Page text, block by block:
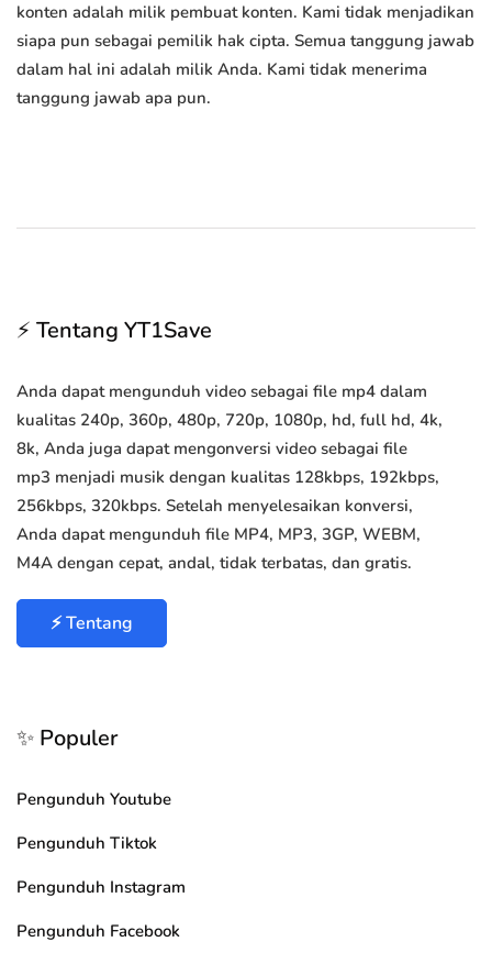
konten adalah milik pembuat konten. Kami tidak menjadikan
siapa pun sebagai pemilik hak cipta. Semua tanggung jawab
dalam hal ini adalah milik Anda. Kami tidak menerima
tanggung jawab apa pun.
⚡ Tentang YT1Save
Anda dapat mengunduh video sebagai file mp4 dalam
kualitas 240p, 360p, 480p, 720p, 1080p, hd, full hd, 4k,
8k, Anda juga dapat mengonversi video sebagai file
mp3 menjadi musik dengan kualitas 128kbps, 192kbps,
256kbps, 320kbps. Setelah menyelesaikan konversi,
Anda dapat mengunduh file MP4, MP3, 3GP, WEBM,
M4A dengan cepat, andal, tidak terbatas, dan gratis.
⚡ Tentang
✨ Populer
Pengunduh Youtube
Pengunduh Tiktok
Pengunduh Instagram
Pengunduh Facebook